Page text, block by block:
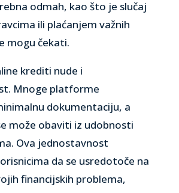
odmah, kao što je slučaj
ili plaćanjem važnih
mogu čekati.
krediti nude i
Mnoge platforme
dokumentaciju, a
može obaviti iz udobnosti
Ova jednostavnost
da se usredotoče na
financijskih problema,